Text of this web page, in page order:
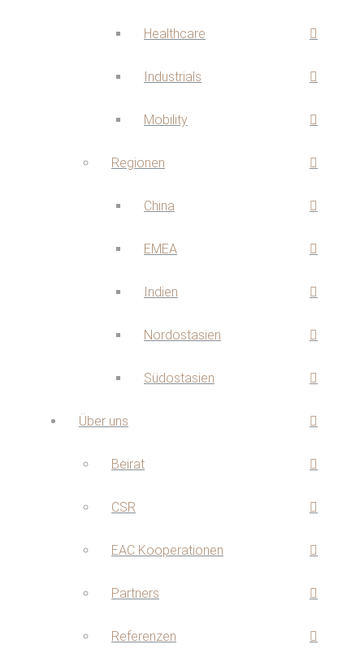
Healthcare
Industrials
Mobility
Regionen
China
EMEA
Indien
Nordostasien
Südostasien
Über uns
Beirat
CSR
EAC Kooperationen
Partners
Referenzen